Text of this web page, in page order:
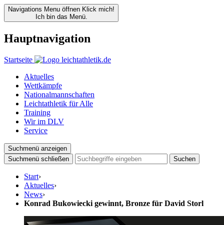
Navigations Menu öffnen Klick mich!
Ich bin das Menü.
Hauptnavigation
Startseite
Aktuelles
Wettkämpfe
Nationalmannschaften
Leichtathletik für Alle
Training
Wir im DLV
Service
Suchmenü anzeigen
Suchmenü schließen
Suchen
Start›
Aktuelles›
News›
Konrad Bukowiecki gewinnt, Bronze für David Storl